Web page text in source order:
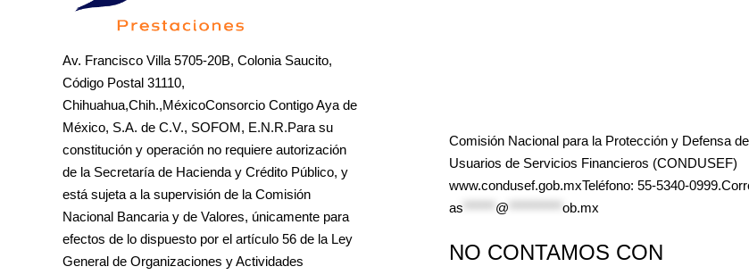
Av. Francisco Villa 5705-20B, Colonia Saucito,
Código Postal 31110,
Chihuahua,Chih.,MéxicoConsorcio Contigo Aya de
México, S.A. de C.V., SOFOM, E.N.R.Para su
constitución y operación no requiere autorización
de la Secretaría de Hacienda y Crédito Público, y
está sujeta a la supervisión de la Comisión
Nacional Bancaria y de Valores, únicamente para
efectos de lo dispuesto por el artículo 56 de la Ley
General de Organizaciones y Actividades
Comisión Nacional para la Protección y Defensa
Usuarios de Servicios Financieros (CONDUSEF)
www.condusef.gob.mxTeléfono: 55-5340-
as
@ ob.mx
NO CONTAMOS CON